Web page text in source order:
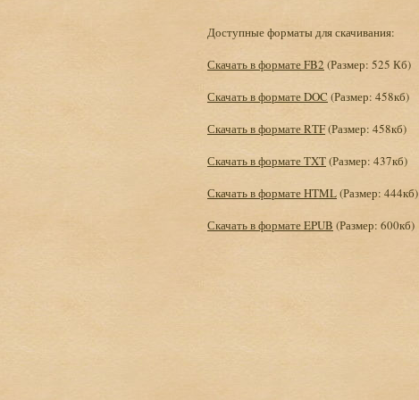
Доступные форматы для скачивания:
Скачать в формате FB2 (Размер: 525 Кб)
Скачать в формате DOC (Размер: 458кб)
Скачать в формате RTF(Размер: 458кб)
Скачать в формате TXT(Размер: 437кб)
Скачать в формате HTML(Размер: 444кб)
Скачать в формате EPUB (Размер: 600кб)